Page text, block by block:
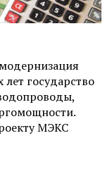
государство
МЭКС